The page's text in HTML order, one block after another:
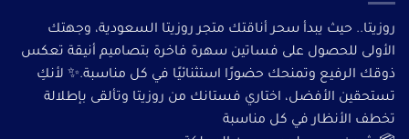
روزيتا.. حيث يبدأ سحر أناقتك متجر روزيتا السعودية، وجهتك
الأولى للحصول على فساتين سهرة فاخرة بتصاميم أنيقة تعكس
ذوقك الرفيع وتمنحك حضورًا استثنائيًا في كل مناسبة.✨ لأنكِ
تستحقين الأفضل، اختاري فستانك من روزيتا وتألقى بإطلالة
تخطف الأنظار في كل مناسبة